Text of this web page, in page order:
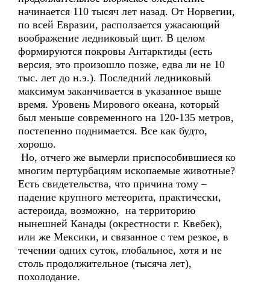
начинается 110 тысяч лет назад. От Норвегии,
по всей Евразии, расползается ужасающий
воображение ледниковый щит. В целом
формируются покровы Антарктиды (есть
версия, это произошло позже, едва ли не 10
тыс. лет до н.э.). Последний ледниковый
максимум заканчивается в указанное выше
время. Уровень Мирового океана, который
был меньше современного на 120-135 метров,
постепенно поднимается. Все как будто,
хорошо.
Но, отчего же вымерли приспособившиеся ко
многим пертурбациям ископаемые животные?
Есть свидетельства, что причина тому –
падение крупного метеорита, практически,
астероида, возможно, на территорию
нынешней Канады (окрестности г. Квебек),
или же Мексики, и связанное с тем резкое, в
течении одних суток, глобальное, хотя и не
столь продолжительное (тысяча лет),
похолодание.